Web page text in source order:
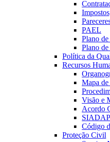
PAEL
Plano
Plano
Política da
Recursos
Mapa de
Visão e
Acordo
SIADAP
Código
Proteção Civil